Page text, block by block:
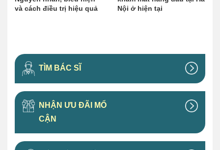
và cách điều trị hiệu quả
Nội ở hiện tại
TÌM BÁC SĨ
NHẬN ƯU ĐÃI MỔ
CẬN